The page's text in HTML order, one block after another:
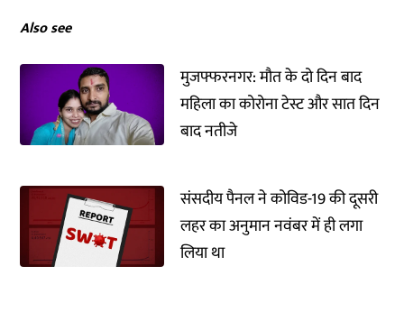
Also see
मुजफ्फरनगर: मौत के दो दिन बाद
महिला का कोरोना टेस्ट और सात दिन
बाद नतीजे
संसदीय पैनल ने कोविड-19 की दूसरी
लहर का अनुमान नवंबर में ही लगा
लिया था